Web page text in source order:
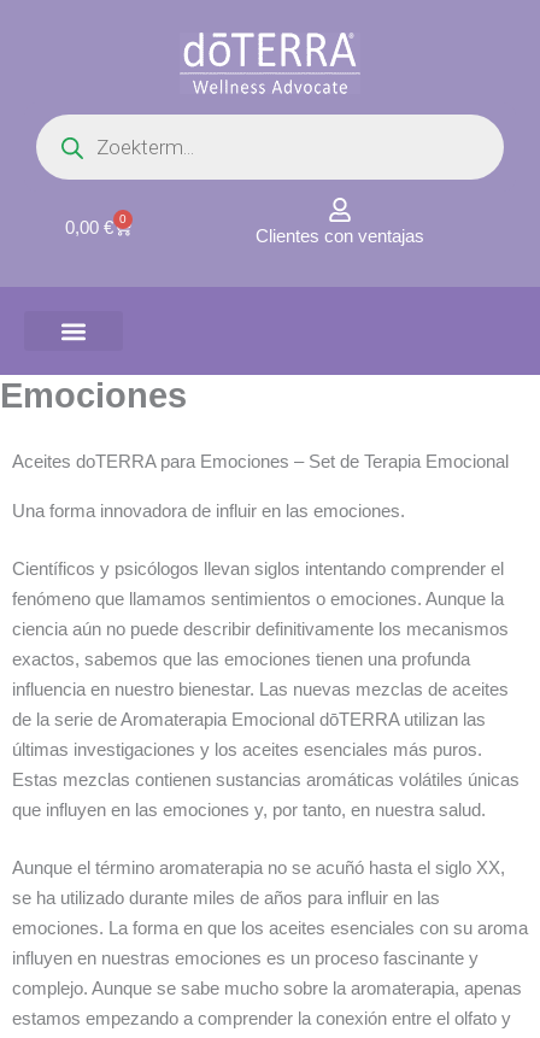
Búsqueda
de
productos
0,00 € 0
Carrito Clientes con ventajas
Emociones
Aceites doTERRA para Emociones – Set de Terapia Emocional
Una forma innovadora de influir en las emociones.
Científicos y psicólogos llevan siglos intentando comprender el
fenómeno que llamamos sentimientos o emociones. Aunque la
ciencia aún no puede describir definitivamente los mecanismos
exactos, sabemos que las emociones tienen una profunda
influencia en nuestro bienestar. Las nuevas mezclas de aceites
de la serie de Aromaterapia Emocional dōTERRA utilizan las
últimas investigaciones y los aceites esenciales más puros.
Estas mezclas contienen sustancias aromáticas volátiles únicas
que influyen en las emociones y, por tanto, en nuestra salud.
Aunque el término aromaterapia no se acuñó hasta el siglo XX,
se ha utilizado durante miles de años para influir en las
emociones. La forma en que los aceites esenciales con su aroma
influyen en nuestras emociones es un proceso fascinante y
complejo. Aunque se sabe mucho sobre la aromaterapia, apenas
estamos empezando a comprender la conexión entre el olfato y